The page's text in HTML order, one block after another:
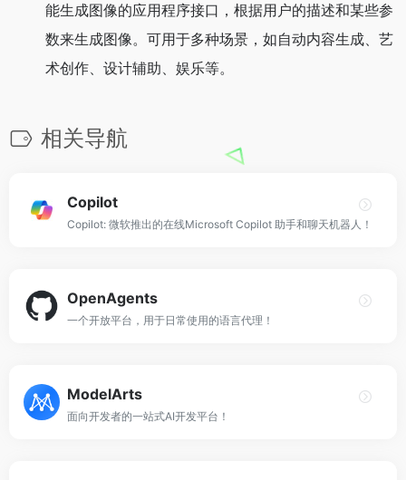
能生成图像的应用程序接口，根据用户的描述和某些参
数来生成图像。可用于多种场景，如自动内容生成、艺
术创作、设计辅助、娱乐等。
相关导航
Copilot
Copilot: 微软推出的在线Microsoft Copilot 助手和聊天机器人！
OpenAgents
一个开放平台，用于日常使用的语言代理！
ModelArts
面向开发者的一站式AI开发平台！